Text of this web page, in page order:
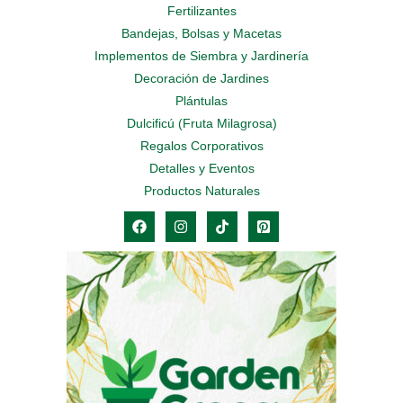
Fertilizantes
Bandejas, Bolsas y Macetas
Implementos de Siembra y Jardinería
Decoración de Jardines
Plántulas
Dulcificú (Fruta Milagrosa)
Regalos Corporativos
Detalles y Eventos
Productos Naturales